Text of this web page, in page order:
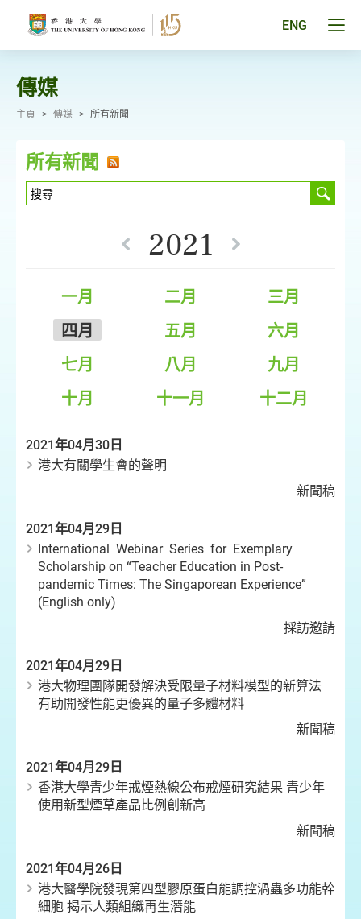
ENG
傳媒
主頁 > 傳媒 > 所有新聞
所有新聞
2021
一月 二月
三月
四月
五月
六月
七月
八月
九月
十月
十一月 十二月
2021年04月30日
港大有關學生會的聲明
新聞稿
2021年04月29日
International Webinar Series for Exemplary
Scholarship on “Teacher Education in Post-
pandemic Times: The Singaporean Experience”
(English only)
採訪邀請
2021年04月29日
港大物理團隊開發解決受限量子材料模型的新算法
有助開發性能更優異的量子多體材料
新聞稿
2021年04月29日
香港大學青少年戒煙熱線公布戒煙研究結果 青少年
使用新型煙草產品比例創新高
新聞稿
2021年04月26日
港大醫學院發現第四型膠原蛋白能調控渦蟲多功能幹
細胞 揭示人類組織再生潛能